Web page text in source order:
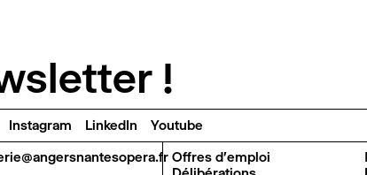
!
Instagram LinkedIn
Youtube
Offres d'emploi